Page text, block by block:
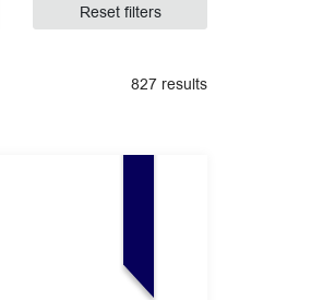
Reset filters
827 results